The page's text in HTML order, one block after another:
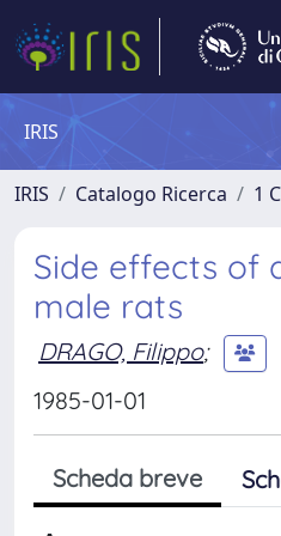
IRIS
IRIS Catalogo Ricerca 1
Side effects of
male rats
DRAGO, Filippo;
1985-01-01
Scheda breve